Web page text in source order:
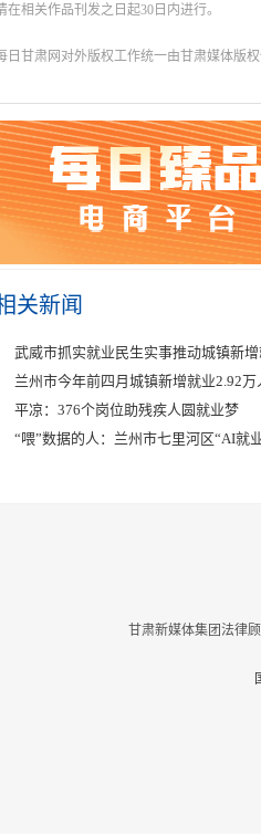
在相关作品刊发之日起30日内进行。
日甘肃网对外版权工作统一由甘肃媒体版
关新闻
武威市抓实就业民生实事推动城镇新
兰州市今年前四月城镇新增就业2.92万
平凉：376个岗位助残疾人圆就业梦
“喂”数据的人：兰州市七里河区“AI就
甘肃新媒体集团法律